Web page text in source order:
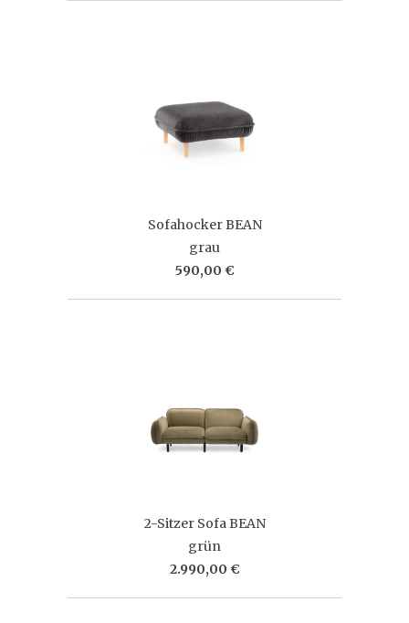
Sofahocker BEAN
grau
590,00 €
2-Sitzer Sofa BEAN
grün
2.990,00 €